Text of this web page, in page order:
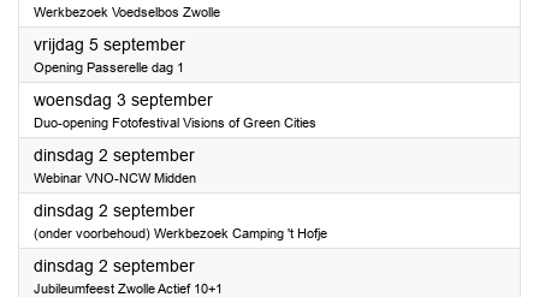
Werkbezoek Voedselbos Zwolle
vrijdag 5 september2025
Opening Passerelle dag 1
woensdag 3 september2025
Duo-opening Fotofestival Visions of Green Cities
dinsdag 2 september2025
Webinar VNO-NCW Midden
dinsdag 2 september2025
(onder voorbehoud) Werkbezoek Camping 't Hofje
dinsdag 2 september2025
Jubileumfeest Zwolle Actief 10+1